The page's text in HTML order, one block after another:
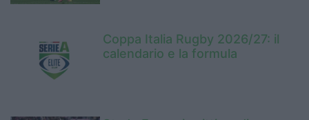
Coppa Italia Rugby 2026/27: il
calendario e la formula